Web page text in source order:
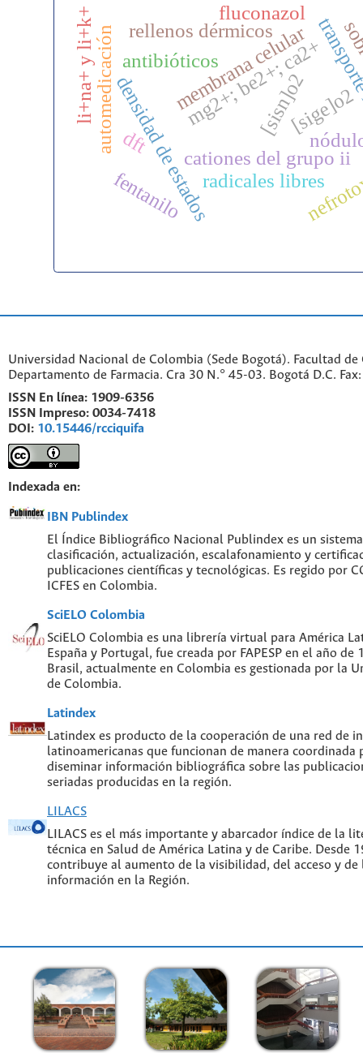
cationes del grupo ii
mg2+; be2+; ca2+
[sige]o2
[sisn]o2
densidad de estados
membrana celular
antibióticos
automedicación
li+na+ y li+k+
dft
radicales libres
fluconazol
rellenos dérmicos
fentanilo
Universidad Nacional de Colombia (Sede Bogotá). Facultad de
Departamento de Farmacia. Cra 30 N.° 45-03. Bogotá D.C.
ISSN En línea: 1909-6356
ISSN Impreso: 0034-7418
DOI: 10.15446/rcciquifa
Indexada en:
IBN Publindex
El Índice Bibliográfico Nacional Publindex es un
clasificación, actualización, escalafonamiento y
publicaciones científicas y tecnológicas. Es regido por
ICFES en Colombia.
SciELO Colombia
SciELO Colombia es una librería virtual para América
España y Portugal, fue creada por FAPESP en el año de
Brasil, actualmente en Colombia es gestionada por la
de Colombia.
Latindex
Latindex es producto de la cooperación de una red de
latinoamericanas que funcionan de manera coordinada
diseminar información bibliográfica sobre las
seriadas producidas en la región.
LILACS
LILACS es el más importante y abarcador índice de la
técnica en Salud de América Latina y de Caribe. Desde
contribuye al aumento de la visibilidad, del acceso y de
información en la Región.